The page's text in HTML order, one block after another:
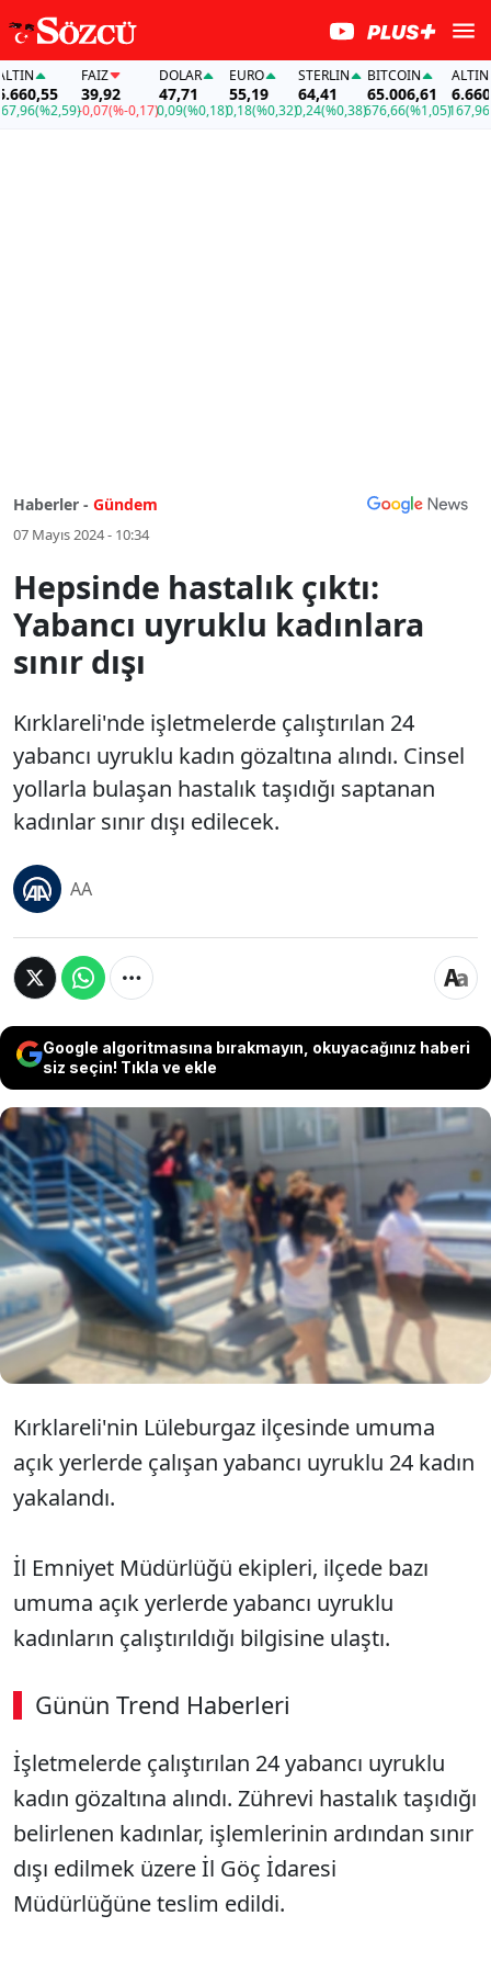
(%2,59)
FAİZ
39,92
-0,07(%-0,17)
DOLAR
47,71
0,09(%0,18)
EURO
55,19
0,18(%0,32)
STERLIN
64,41
0,24(%0,38)
BITCOIN
65.006,61
676,66(%1,05)
ALTIN
6.660,55
167,96
Haberler - Gündem
07 Mayıs 2024 - 10:34
Hepsinde hastalık çıktı:
Yabancı uyruklu kadınlara
sınır dışı
Kırklareli'nde işletmelerde çalıştırılan 24
yabancı uyruklu kadın gözaltına alındı. Cinsel
yollarla bulaşan hastalık taşıdığı saptanan
kadınlar sınır dışı edilecek.
AA
Google algoritmasına bırakmayın, okuyacağınız haberi
siz seçin! Tıkla ve ekle
Kırklareli'nde işletmelerde çalıştırılan 24
yabancı uyruklu kadın gözaltına alındı.
Cinsel yollarla bulaşan hastalık taşıdığı
saptanan kadınlar sınır dışı edilecek.
Kırklareli'nin Lüleburgaz ilçesinde umuma
açık yerlerde çalışan yabancı uyruklu 24 kadın
yakalandı.
İl Emniyet Müdürlüğü ekipleri, ilçede bazı
umuma açık yerlerde yabancı uyruklu
kadınların çalıştırıldığı bilgisine ulaştı.
Günün Trend Haberleri
İşletmelerde çalıştırılan 24 yabancı uyruklu
kadın gözaltına alındı. Zührevi hastalık taşıdığı
belirlenen kadınlar, işlemlerinin ardından sınır
dışı edilmek üzere İl Göç İdaresi
Müdürlüğüne teslim edildi.